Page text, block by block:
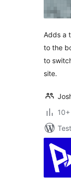
Adds a
to the
to
site.